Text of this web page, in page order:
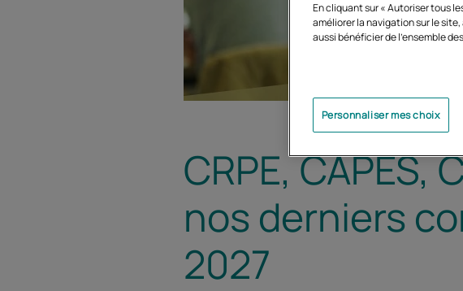
CRPE, CAPES,
nos derniers
2027
En cliquant sur « Autoriser tous
améliorer la navigation sur le
aussi bénéficier de l'ensemble
Personnaliser mes choix